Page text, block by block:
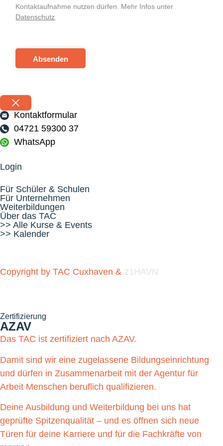
Kontaktaufnahme nutzen dürfen. Mehr Infos unter
Datenschutz.
Absenden
Kontaktformular
04721 59300 37
WhatsApp
Login
Für Schüler & Schulen
Für Unternehmen
Weiterbildungen
Über das TAC
>> Alle Kurse & Events
>> Kalender
Copyright by TAC Cuxhaven & 21HAVN
Zertifizierung
AZAV
Das TAC ist zertifiziert nach AZAV.
Damit sind wir eine zugelassene Bildungseinrichtung
und dürfen in Zusammenarbeit mit der Agentur für
Arbeit Menschen beruflich qualifizieren.
Deine Ausbildung und Weiterbildung bei uns hat
geprüfte Spitzenqualität – und es öffnen sich neue
Türen für deine Karriere und für die Fachkräfte von